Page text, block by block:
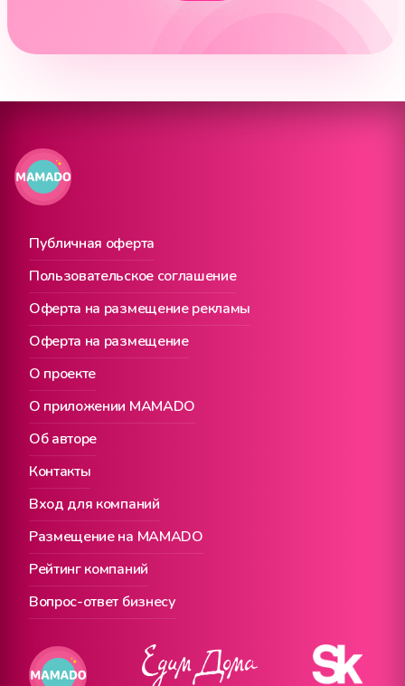
Публичная оферта
О проекте
Вход для компаний
Пользовательское соглашение
О приложении MAMADO
Размещение на MAMADO
Оферта на размещение рекламы
Об авторе
Рейтинг компаний
Оферта на размещение
Контакты
Вопрос-ответ бизнесу